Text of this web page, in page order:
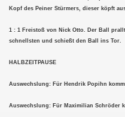
Kopf des Peiner Stürmers, dieser köpft
1 : 1 Freistoß von Nick Otto. Der Ball
schnellsten und schießt den Ball ins Tor.
HALBZEITPAUSE
Auswechslung: Für Hendrik Popihn
Auswechslung: Für Maximilian Schröder